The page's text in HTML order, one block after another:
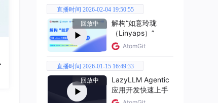
直播时间 2026-02-04 19:50:55
回放中
解构“如意玲珑
（Linyaps）”
AtomGit
直播时间 2026-01-15 16:49:33
回放中
LazyLLM Agentic
应用开发快速上手